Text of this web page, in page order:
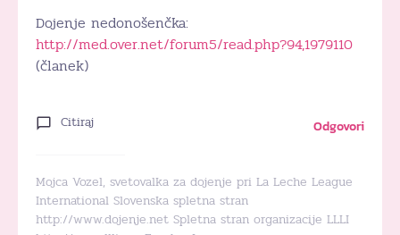
Dojenje nedonošenčka:
http://med.over.net/forum5/read.php?94,1979110
(članek)
Citiraj Odgovori
Mojca Vozel, svetovalka za dojenje pri La Leche League
International Slovenska spletna stran
http://www.dojenje.net Spletna stran organizacije LLLI